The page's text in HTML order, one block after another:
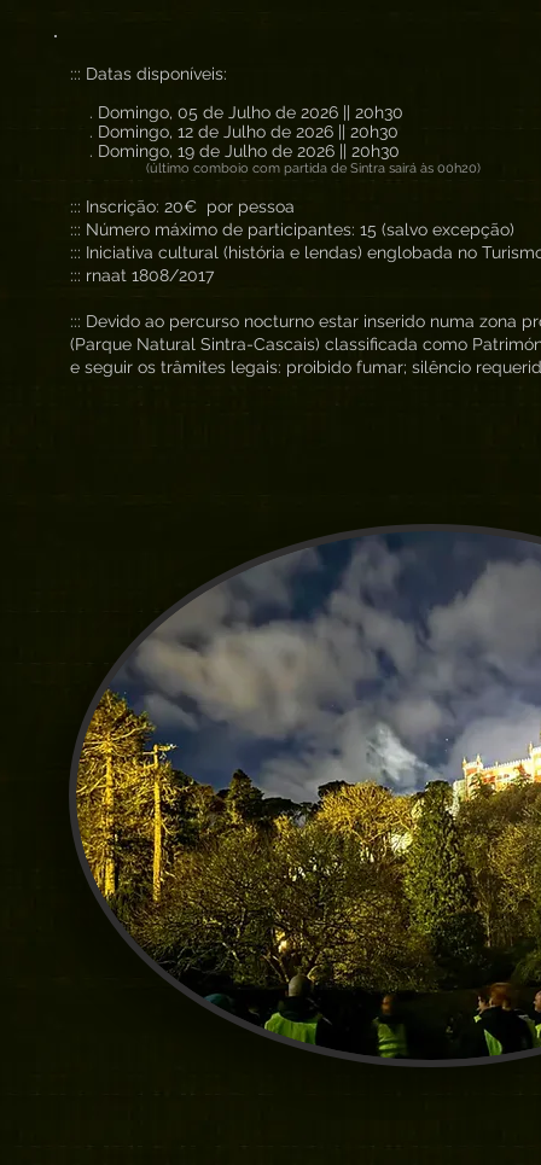
::: Datas disponíveis:
. Domingo, 05 de Julho de 2026 || 20h30
. Domingo, 12 de Julho de 2026 || 20h30
. Domingo, 19 de Julho de 2026 || 20h30
(último comboio com partida de Sintra sairá às 00h20)
::: Inscrição: 20€ por pessoa
::: Número máximo de participantes: 15 (salvo excepção)
::: Iniciativa cultural (história e lendas) englobada no
::: rnaat 1808/2017
::: Devido ao percurso nocturno estar inserido numa zona
(Parque Natural Sintra-Cascais) classificada como
e seguir os trâmites legais: proibido fumar; silêncio